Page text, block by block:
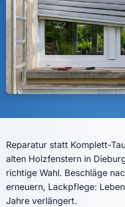
Reparatur statt Komplett-
alten Holzfenstern in
richtige Wahl. Beschläge
erneuern, Lackpflege:
Jahre verlängert.